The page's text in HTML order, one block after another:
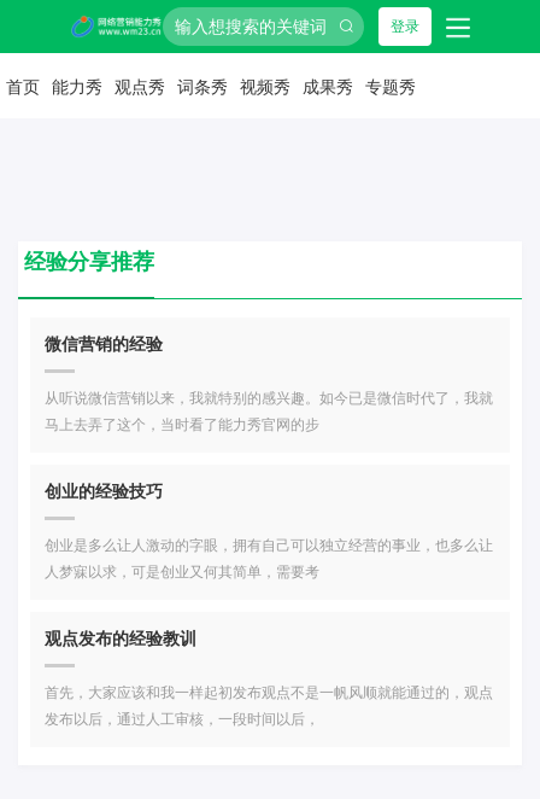
登录
首页 能力秀 观点秀 词条秀 视频秀 成果秀 专题秀
经验分享推荐
微信营销的经验
从听说微信营销以来，我就特别的感兴趣。如今已是微信时代了，我就
马上去弄了这个，当时看了能力秀官网的步
创业的经验技巧
创业是多么让人激动的字眼，拥有自己可以独立经营的事业，也多么让
人梦寐以求，可是创业又何其简单，需要考
观点发布的经验教训
首先，大家应该和我一样起初发布观点不是一帆风顺就能通过的，观点
发布以后，通过人工审核，一段时间以后，